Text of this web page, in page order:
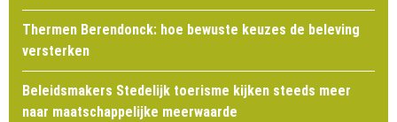
Thermen Berendonck: hoe bewuste keuzes de beleving
versterken
Beleidsmakers Stedelijk toerisme kijken steeds meer
naar maatschappelijke meerwaarde